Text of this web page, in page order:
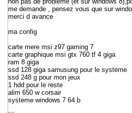
me demande , pensez vous que sur
merci d avance
ma config
carte mere msi z97 gaming 7
carte graphique msi gtx 760 tf 4 giga
ram 8 giga
ssd 128 giga samusung pour le systeme
ssd 248 g pour mon jeux
1 hdd pour le reste
alim 650 w corsair
systeme windows 7 64 b